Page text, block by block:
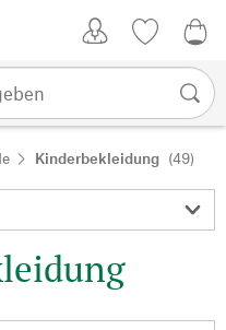
Kinderbekleidung (49)